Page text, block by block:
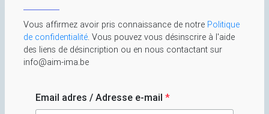
Vous affirmez avoir pris connaissance de notre Politique
de confidentialité. Vous pouvez vous désinscrire à l'aide
des liens de désincription ou en nous contactant sur
info@aim-ima.be
Email adres / Adresse e-mail *